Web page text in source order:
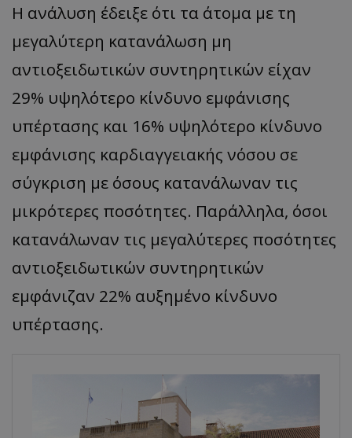
Η ανάλυση έδειξε ότι τα άτομα με τη
μεγαλύτερη κατανάλωση μη
αντιοξειδωτικών συντηρητικών είχαν
29% υψηλότερο κίνδυνο εμφάνισης
υπέρτασης και 16% υψηλότερο κίνδυνο
εμφάνισης καρδιαγγειακής νόσου σε
σύγκριση με όσους κατανάλωναν τις
μικρότερες ποσότητες. Παράλληλα, όσοι
κατανάλωναν τις μεγαλύτερες ποσότητες
αντιοξειδωτικών συντηρητικών
εμφάνιζαν 22% αυξημένο κίνδυνο
υπέρτασης.